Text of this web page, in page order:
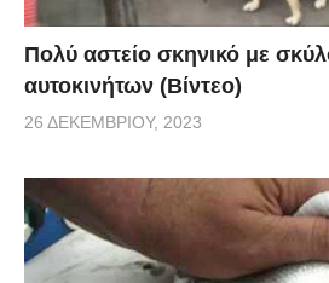
Πολύ αστείο σκηνικό με
αυτοκινήτων (Βίντεο)
26 ΔΕΚΕΜΒΡΊΟΥ, 2023